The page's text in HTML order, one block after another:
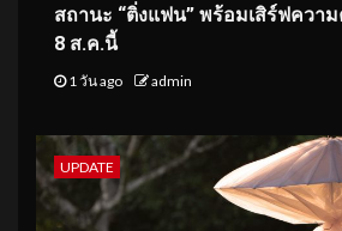
สถานะ “ติ่งแฟน” พร้อมเสิร์ฟควา
8 ส.ค.นี้
1 วัน ago admin
UPDATE